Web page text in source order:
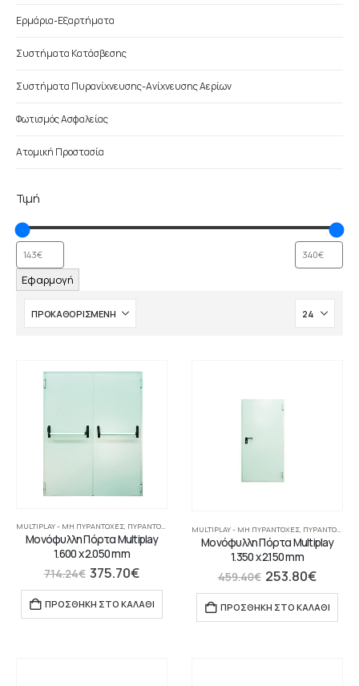
Ερμάρια-Εξαρτήματα
Συστήματα Κατάσβεσης
Συστήματα Πυρανίχνευσης-Ανίχνευσης Αερίων
Φωτισμός Ασφαλείας
Ατομική Προστασία
Τιμή
Εφαρμογή
MULTIPLAY - ΜΗ ΠΥΡΆΝΤΟΧΕΣ, ΠΥΡΆΝΤΟΧΕΣ ΠΌΡΤΕΣ
Μονόφυλλη Πόρτα Multiplay
1.600 x 2.050 mm
714.24€ 375.70€
ΠΡΟΣΘΉΚΗ ΣΤΟ ΚΑΛΆΘΙ
MULTIPLAY - ΜΗ ΠΥΡΆΝΤΟΧΕΣ, ΠΥΡΆΝΤΟΧΕΣ ΠΌΡΤΕΣ
Μονόφυλλη Πόρτα Multiplay
1.350 x 2.150 mm
459.40€ 253.80€
ΠΡΟΣΘΉΚΗ ΣΤΟ ΚΑΛΆΘΙ